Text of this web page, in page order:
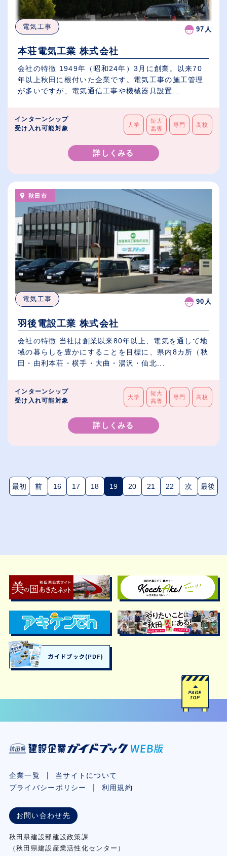
電気工事 97人
本荘電気工業 株式会社
会社の特徴 1949年（昭和24年）3月に創業。以来70
年以上秋田に根付いた企業です。電気工事の施工管理
が多いですが、電気通信工事や機械器具設置...
インターンシップ
受け入れ可能対象
大学
短大
高専
専門 高校
詳しくみる
秋田市
電気工事 90人
羽後電設工業 株式会社
会社の特徴 当社は創業以来80年以上、電気を通して地
域の暮らしを豊かにすることを目標に、県内8カ所（秋
田・由利本荘・横手・大曲・湯沢・仙北...
インターンシップ
受け入れ可能対象
大学
短大
高専
専門 高校
詳しくみる
最初 前 16 17 18 19(現在のページ)
20 21 22 次 最後
企業一覧
当サイトについて
プライバシーポリシー
利用規約
お問い合わせ先
秋⽥県建設部建設政策課
（秋⽥県建設産業活性化センター）